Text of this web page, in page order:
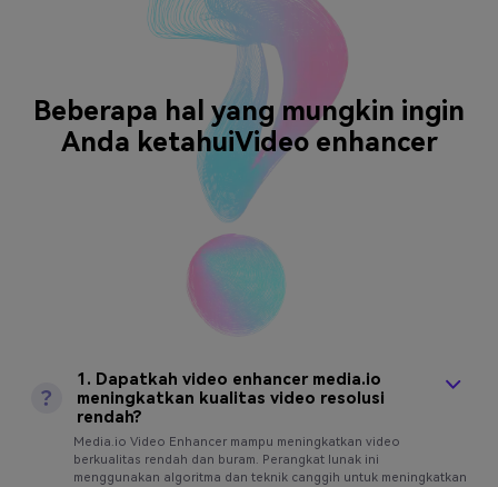
Beberapa hal yang mungkin ingin
Anda ketahuiVideo enhancer
1. Dapatkah video enhancer media.io
meningkatkan kualitas video resolusi
rendah?
Media.io Video Enhancer mampu meningkatkan video
berkualitas rendah dan buram. Perangkat lunak ini
menggunakan algoritma dan teknik canggih untuk meningkatkan